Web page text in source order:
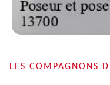
LES COMPAGNONS